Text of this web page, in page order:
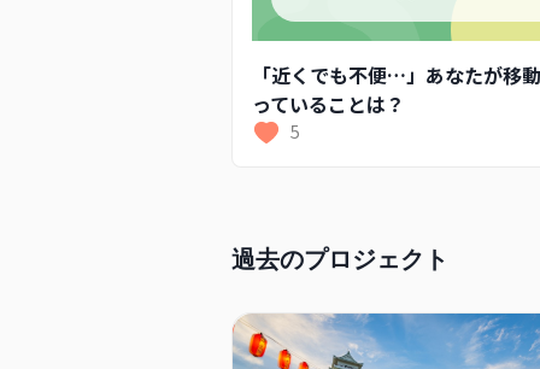
「近くでも不便…」あなたが移
っていることは？
5
過去のプロジェクト